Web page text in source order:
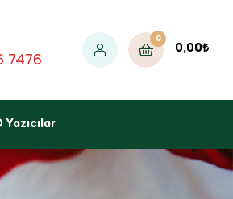
7476
0
0,00₺
Yazıcılar